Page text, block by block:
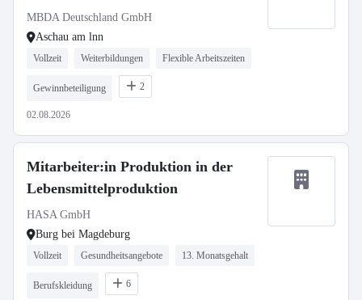
MBDA Deutschland GmbH
Aschau am lnn
Vollzeit Weiterbildungen Flexible Arbeitszeiten
Gewinnbeteiligung 2
02.08.2026
Mitarbeiter:in Produktion in der
Lebensmittelproduktion
HASA GmbH
Burg bei Magdeburg
Vollzeit Gesundheitsangebote 13. Monatsgehalt
Berufskleidung 6